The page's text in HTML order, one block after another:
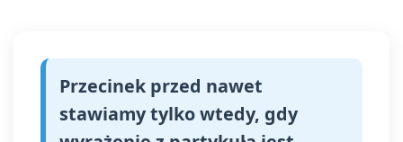
Przecinek przed nawet
stawiamy tylko wtedy, gdy